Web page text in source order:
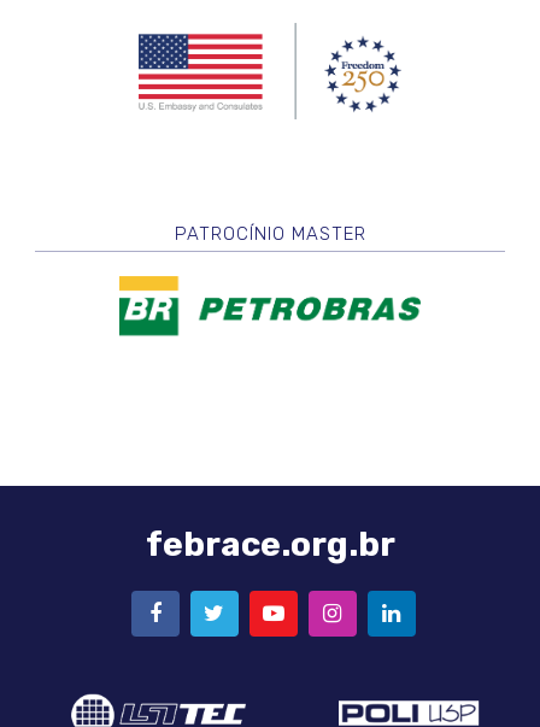
PATROCÍNIO MASTER
febrace.org.br
FACEBOOK
TWITTERYOUTUBEINSTAGRAM
LINKEDIN
LSI-
Logo
Poli-